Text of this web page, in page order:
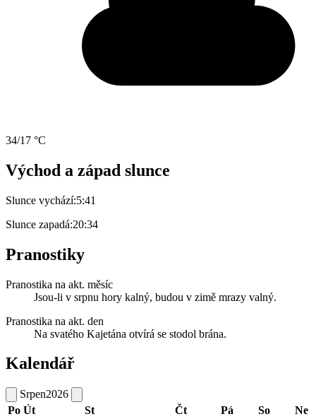
34/17 °C
Východ a západ slunce
Slunce vychází:5:41
Slunce zapadá:20:34
Pranostiky
Pranostika na akt. měsíc
Jsou-li v srpnu hory kalný, budou v zimě mrazy valný.
Pranostika na akt. den
Na svatého Kajetána otvírá se stodol brána.
Kalendář
Srpen2026
Po Út St Čt Pá So Ne